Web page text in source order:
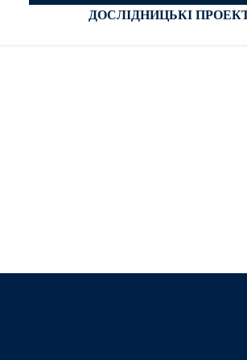
ДОСЛІДНИЦЬКІ